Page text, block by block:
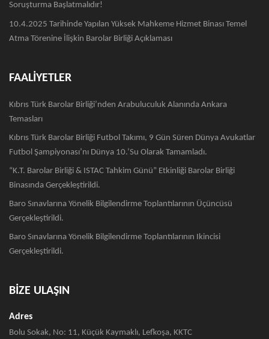
Soruşturma Başlatmalıdır!
10.4.2025 Tarihinde Yapılan Yüksek Mahkeme Hizmet Binası Temel
Atma Törenine İlişkin Barolar Birliği Açıklaması
FAALİYETLER
Kıbrıs Türk Barolar Birliği’nden Arabuluculuk Alanında Ankara
Temasları
Kıbrıs Türk Barolar Birliği Futbol Takımı, 9 Gün Süren Dünya Avukatlar
Futbol Şampiyonası’nı Dünya 10.’su Olarak Tamamladı.
“K.T. Barolar Birliği & ISTAC Tahkim Günü” Etkinliği Barolar Birliği
Binasında Gerçekleştirildi.
Baro Sınavlarına Yönelik Bilgilendirme Toplantılarının Üçüncüsü
Gerçekleştirildi.
Baro Sınavlarına Yönelik Bilgilendirme Toplantılarının Ikincisi
Gerçekleştirildi.
BİZE ULAŞIN
Adres
Bolu Sokak, No: 11, Küçük Kaymaklı, Lefkoşa, KKTC